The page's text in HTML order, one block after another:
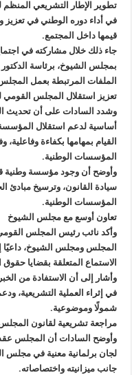
تطوير الإطار التشريعي المنظم
في أداء دوره الوطني في تعزيز
قيمها داخل المجتمع.
جاء ذلك خلال مشاركته في
بمجلس الشيوخ، برئاسة
الملفات المرتبطة بعمل
تعزيز استقلال المجلس القومي
وشدد السادات على أن تحديث
أساسية لدعم استقلال المؤسسة
القيام بمهامها بكفاءة وفاعلية،
المؤسسات الوطنية.
وأوضح أن وجود مؤسسة وطنية
سيادة القانون، وترسيخ مبادئ
المؤسسات الوطنية.
تعاون أوسع مع مجلس الشيوخ
وأكد نائب رئيس المجلس
المجلس ومجلس الشيوخ،
الاستماع المتعلقة بقضايا
وأشار إلى أن الاستفادة من
في إثراء العملية التشريعية،
شمولًا وموضوعية.
مراجعة تشريعية لقانون
وأوضح السادات أن المجلس عقد
لجان برلمانية معنية في مجلس
جانب ميزانيته واختصاصاته.